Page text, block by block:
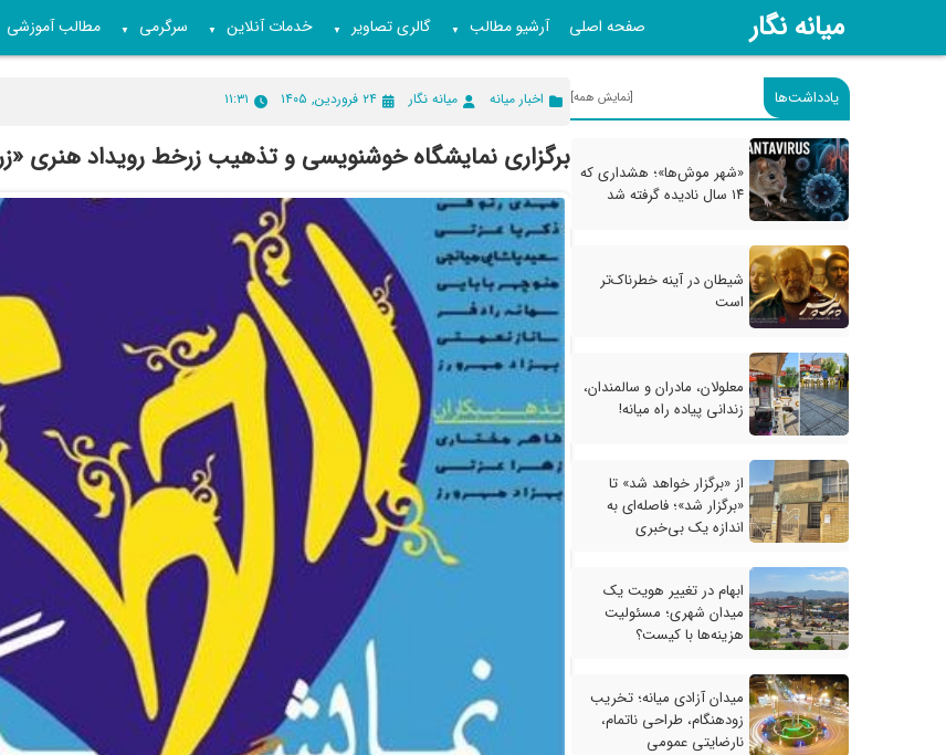
میانه نگار صفحه اصلی آرشیو مطالب ▼ گالری تصاویر ▼ خدمات آنلاین ▼ سرگرمی ▼ مطالب آموزشی
یادداشت‌ها [نمایش همه]
«شهر موش‌ها»؛ هشداری که
۱۴ سال نادیده گرفته شد
شیطان در آینه خطرناک‌تر
است
معلولان، مادران و سالمندان،
زندانی پیاده راه میانه!
از «برگزار خواهد شد» تا
«برگزار شد»؛ فاصله‌ای به
اندازه یک بی‌خبری
ابهام در تغییر هویت یک
میدان شهری؛ مسئولیت
هزینه‌ها با کیست؟
میدان آزادی میانه؛ تخریب
زودهنگام، طراحی ناتمام،
نارضایتی عمومی
اخبار میانه میانه نگار ۲۴ فروردین, ۱۴۰۵ ۱۱:۳۱
برگزاری نمایشگاه خوشنویسی و تذهیب زرخط رویداد هنری